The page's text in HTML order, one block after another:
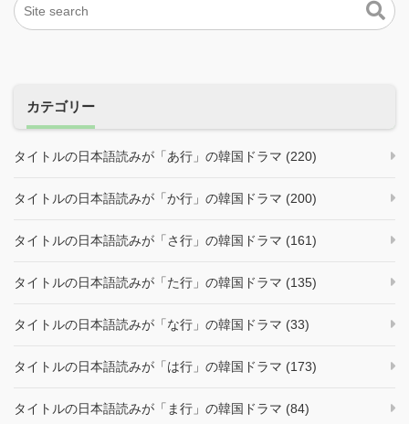
カテゴリー
タイトルの日本語読みが「あ行」の韓国ドラマ (220)
タイトルの日本語読みが「か行」の韓国ドラマ (200)
タイトルの日本語読みが「さ行」の韓国ドラマ (161)
タイトルの日本語読みが「た行」の韓国ドラマ (135)
タイトルの日本語読みが「な行」の韓国ドラマ (33)
タイトルの日本語読みが「は行」の韓国ドラマ (173)
タイトルの日本語読みが「ま行」の韓国ドラマ (84)